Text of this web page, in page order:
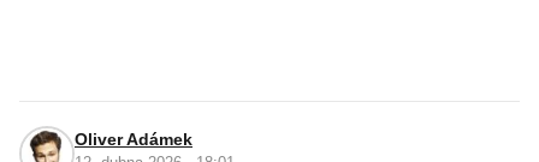
Oliver Adámek